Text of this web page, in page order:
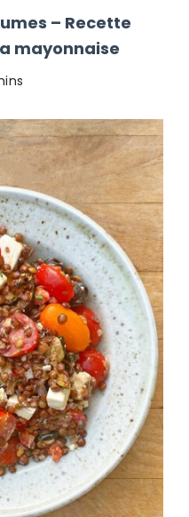
– Recette
mayonnaise